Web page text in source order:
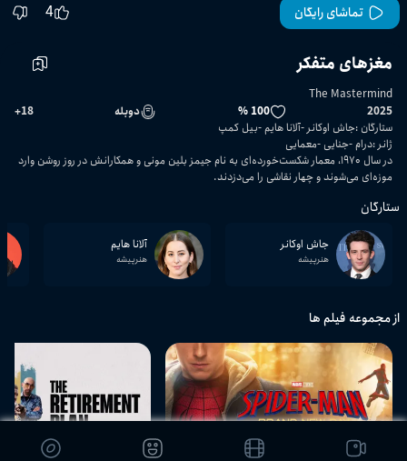
تماشای رایگان 4
مغزهای متفکر
The Mastermind
2025
100 % دوبله 18
+
ستارگان :جاش اوکانر آلانا هایم بیل کمپ
ژانر:درام جنایی معمایی
در سال ۱۹۷۰، معمار شکست‌خورده‌ای به نام جیمز بلین مونی و همکارانش در روز روشن وارد
موزه‌ای می‌شوند و چهار نقاشی را می‌دزدند.
ستارگان
جاش اوکانر
هنرپیشه
آلانا هایم
هنرپیشه
از مجموعه فیلم ها